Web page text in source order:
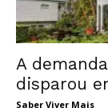
A
disparou
Saber Viver Mais